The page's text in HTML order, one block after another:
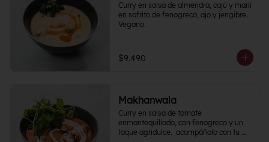
Curry en salsa de almendra, cajú y maní
en sofrito de fenogreco, ajo y jengibre.
Vegano.
$9.490
Makhanwala
Curry en salsa de tomate
enmantequillado, con fenogreco y un
toque agridulce.  acompáñalo con tu